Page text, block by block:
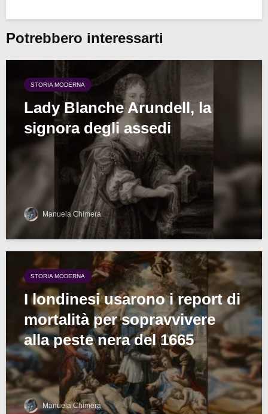
Potrebbero interessarti
STORIA MODERNA
Lady Blanche Arundell, la
signora degli assedi
Manuela Chimera
STORIA MODERNA
I londinesi usarono i report di
mortalità per sopravvivere
alla peste nera del 1665
Manuela Chimera